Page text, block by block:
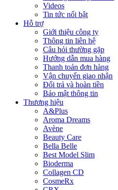
Videos
Tin tức nổi bật
Hỗ trợ
Giới thiệu công ty
Thông tin liên hệ
Câu hỏi thường gặp
Hướng dẫn mua hàng
Thanh toán đơn hàng
Vận chuyển giao nhận
Đổi trả và hoàn tiền
Bảo mật thông tin
Thương hiệu
A&Plus
Aroma Dreams
Avène
Beauty Care
Bella Belle
Best Model Slim
Bioderma
Collagen CD
CosmeRx